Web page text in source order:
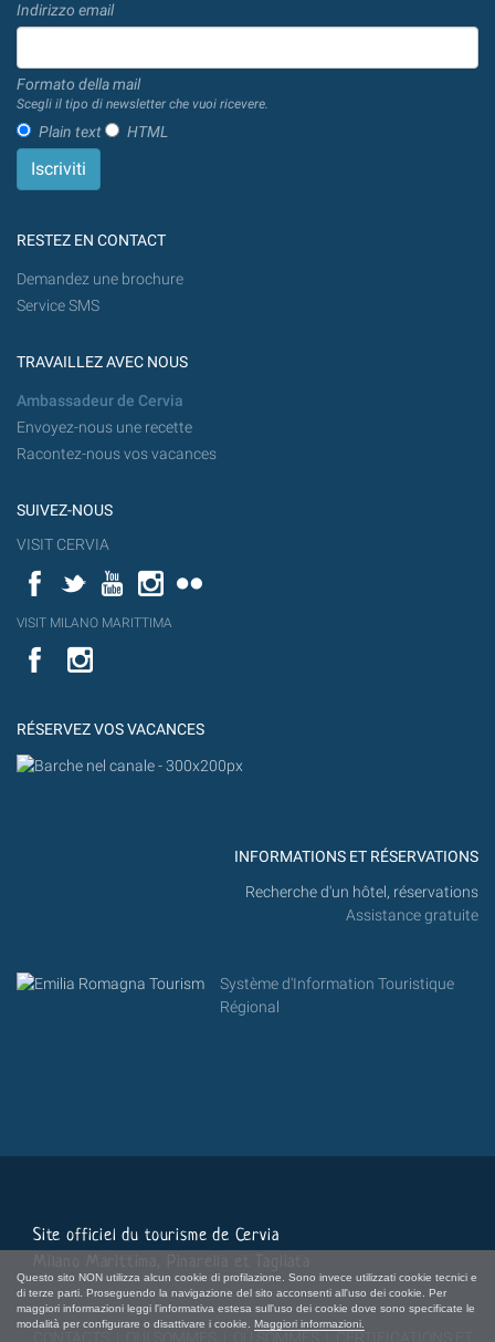
Questo sito NON utilizza alcun cookie di profilazione. Sono invece utilizzati cookie tecnici e
di terze parti. Proseguendo la navigazione del sito acconsenti all'uso dei cookie. Per
maggiori informazioni leggi l'informativa estesa sull'uso dei cookie dove sono specificate le
modalità per configurare o disattivare i cookie. Maggiori informazioni.
Indirizzo email
Formato della mail
Scegli il tipo di newsletter che vuoi ricevere.
Plain text HTML
RESTEZ EN CONTACT
Demandez une brochure
Service SMS
TRAVAILLEZ AVEC NOUS
Ambassadeur de Cervia
Envoyez-nous une recette
Racontez-nous vos vacances
SUIVEZ-NOUS
VISIT CERVIA
FacebookTwitterYouTubeInstagram
YouT
VISIT MILANO MARITTIMA
Flick
VISIT
MILANO
YouTube
RÉSERVEZ VOS VACANCES
INFORMATIONS ET RÉSERVATIONS
Recherche d'un hôtel, réservations
Assistance gratuite
Système d'Information Touristique
Régional
Site officiel du tourisme de Cervia